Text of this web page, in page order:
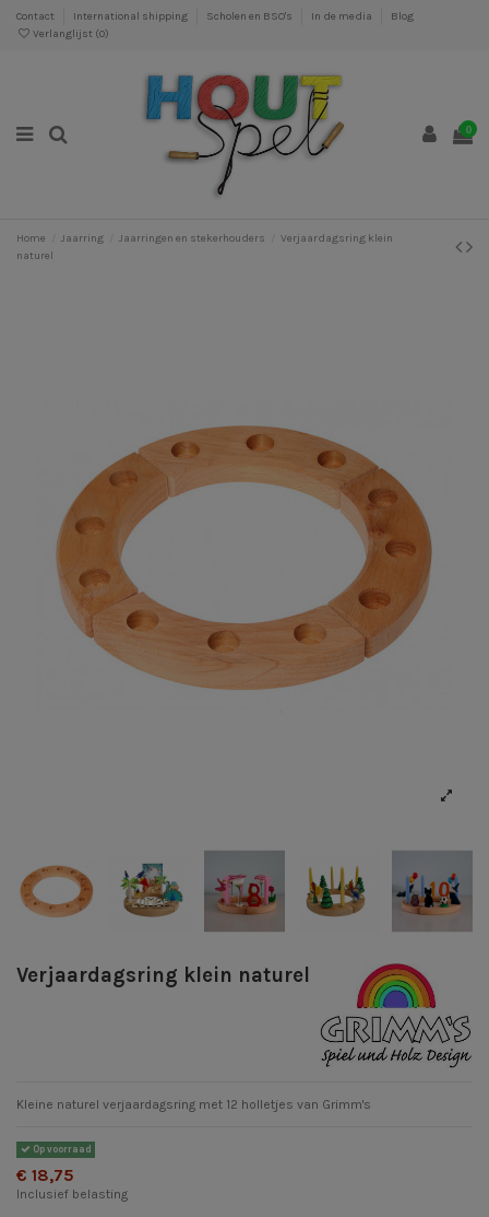
Contact International shipping Scholen en BSO's In de media
Blog
Verlanglijst (0)
0
Home Jaarring Jaarringen en stekerhouders
Verjaardagsring klein
naturel
Verjaardagsring klein naturel
Kleine naturel verjaardagsring met 12 holletjes van Grimm's
Op voorraad
€ 18,75
Inclusief belasting